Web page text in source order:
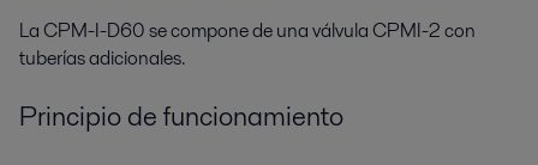
La CPM-I-D60 se compone de una válvula CPMI-2 con
tuberías adicionales.
Principio de funcionamiento